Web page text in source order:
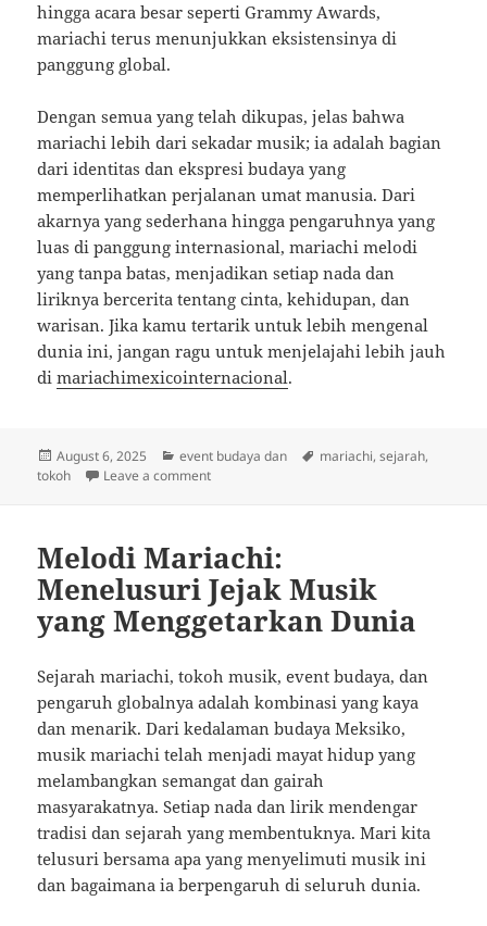
hingga acara besar seperti Grammy Awards,
mariachi terus menunjukkan eksistensinya di
panggung global.
Dengan semua yang telah dikupas, jelas bahwa
mariachi lebih dari sekadar musik; ia adalah bagian
dari identitas dan ekspresi budaya yang
memperlihatkan perjalanan umat manusia. Dari
akarnya yang sederhana hingga pengaruhnya yang
luas di panggung internasional, mariachi melodi
yang tanpa batas, menjadikan setiap nada dan
liriknya bercerita tentang cinta, kehidupan, dan
warisan. Jika kamu tertarik untuk lebih mengenal
dunia ini, jangan ragu untuk menjelajahi lebih jauh
dimariachimexicointernacional.
Posted
on
August 6, 2025 Categories
event budaya dan Tags
mariachi,sejarah,
tokoh
Leave a commenton Melodi Tanpa Batas: Menelusuri Sejarah
Melodi Mariachi:
Menelusuri Jejak Musik
yang Menggetarkan Dunia
Sejarah mariachi, tokoh musik, event budaya, dan
pengaruh globalnya adalah kombinasi yang kaya
dan menarik. Dari kedalaman budaya Meksiko,
musik mariachi telah menjadi mayat hidup yang
melambangkan semangat dan gairah
masyarakatnya. Setiap nada dan lirik mendengar
tradisi dan sejarah yang membentuknya. Mari kita
telusuri bersama apa yang menyelimuti musik ini
dan bagaimana ia berpengaruh di seluruh dunia.